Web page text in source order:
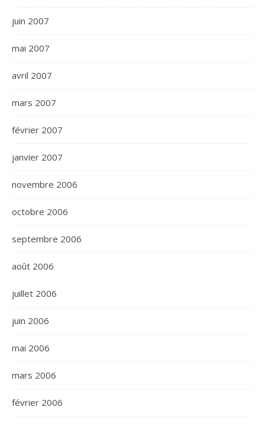
juin 2007
mai 2007
avril 2007
mars 2007
février 2007
janvier 2007
novembre 2006
octobre 2006
septembre 2006
août 2006
juillet 2006
juin 2006
mai 2006
mars 2006
février 2006